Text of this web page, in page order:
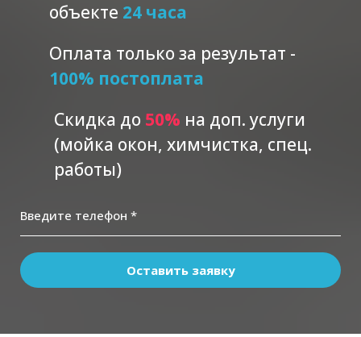
объекте 24 часа
Оплата только за результат -
100% постоплата
Скидка до 50% на доп. услуги
(мойка окон, химчистка, спец.
работы)
Введите телефон *
Оставить заявку